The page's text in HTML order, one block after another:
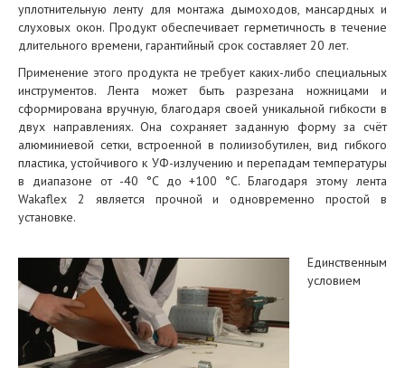
уплотнительную ленту для монтажа дымоходов, мансардных и
слуховых окон. Продукт обеспечивает герметичность в течение
длительного времени, гарантийный срок составляет 20 лет.
Применение этого продукта не требует каких-либо специальных
инструментов. Лента может быть разрезана ножницами и
сформирована вручную, благодаря своей уникальной гибкости в
двух направлениях. Она сохраняет заданную форму за счёт
алюминиевой сетки, встроенной в полиизобутилен, вид гибкого
пластика, устойчивого к УФ-излучению и перепадам температуры
в диапазоне от -40 °C до +100 °С. Благодаря этому лента
Wakaflex 2 является прочной и одновременно простой в
установке.
Единственным
условием